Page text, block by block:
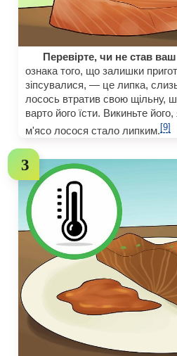
Перевірте, чи не став
ознака того, що залишки
зіпсувалися, — це липка,
лосось втратив свою щільну,
варто його їсти. Викиньте
м'ясо лосося стало липким. [9]